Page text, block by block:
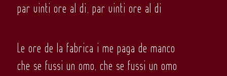
par vinti ore al dì, par vinti ore al dì
Le ore de la fabrica i me paga de manco
che se fussi un omo, che se fussi un omo